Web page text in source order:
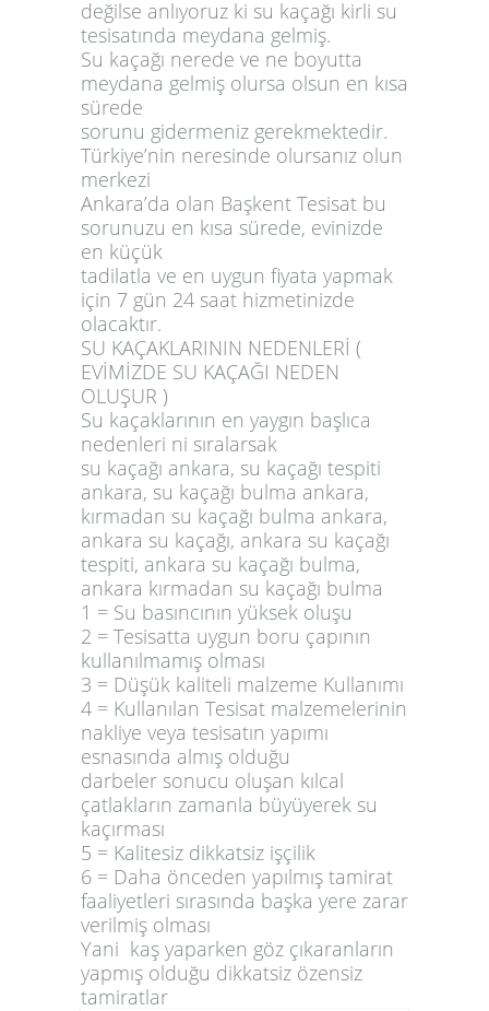
değilse anlıyoruz ki su kaçağı kirli su
tesisatında meydana gelmiş.
Su kaçağı nerede ve ne boyutta
meydana gelmiş olursa olsun en kısa
sürede
sorunu gidermeniz gerekmektedir.
Türkiye’nin neresinde olursanız olun
merkezi
Ankara’da olan Başkent Tesisat bu
sorunuzu en kısa sürede, evinizde
en küçük
tadilatla ve en uygun fiyata yapmak
için 7 gün 24 saat hizmetinizde
olacaktır.
SU KAÇAKLARININ NEDENLERİ (
EVİMİZDE SU KAÇAĞI NEDEN
OLUŞUR )
Su kaçaklarının en yaygın başlıca
nedenleri ni sıralarsak
su kaçağı ankara, su kaçağı tespiti
ankara, su kaçağı bulma ankara,
kırmadan su kaçağı bulma ankara,
ankara su kaçağı, ankara su kaçağı
tespiti, ankara su kaçağı bulma,
ankara kırmadan su kaçağı bulma
1 = Su basıncının yüksek oluşu
2 = Tesisatta uygun boru çapının
kullanılmamış olması
3 = Düşük kaliteli malzeme Kullanımı
4 = Kullanılan Tesisat malzemelerinin
nakliye veya tesisatın yapımı
esnasında almış olduğu
darbeler sonucu oluşan kılcal
çatlakların zamanla büyüyerek su
kaçırması
5 = Kalitesiz dikkatsiz işçilik
6 = Daha önceden yapılmış tamirat
faaliyetleri sırasında başka yere zarar
verilmiş olması
Yani kaş yaparken göz çıkaranların
yapmış olduğu dikkatsiz özensiz
tamiratlar